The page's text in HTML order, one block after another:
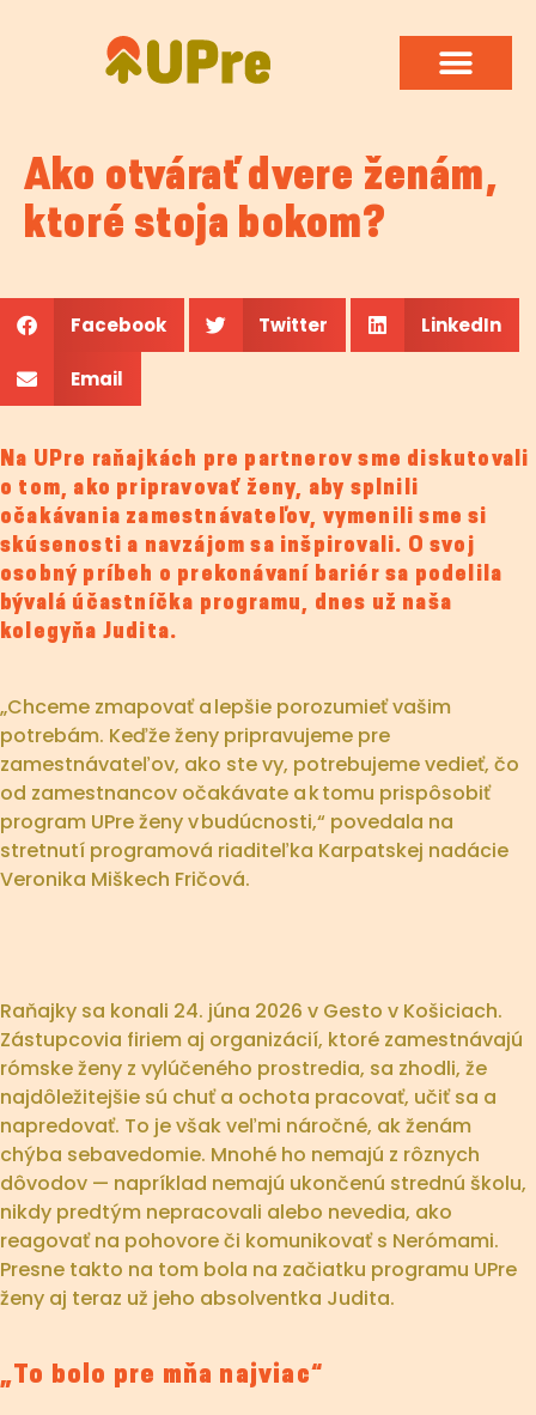
Ako otvárať dvere ženám,
ktoré stoja bokom?
Facebook Twitter LinkedIn
Email
Na UPre raňajkách pre partnerov sme diskutovali
o tom, ako pripravovať ženy, aby splnili
očakávania zamestnávateľov, vymenili sme si
skúsenosti a navzájom sa inšpirovali. O svoj
osobný príbeh o prekonávaní bariér sa podelila
bývalá účastníčka programu, dnes už naša
kolegyňa Judita.
„Chceme zmapovať a lepšie porozumieť vašim
potrebám. Keďže ženy pripravujeme pre
zamestnávateľov, ako ste vy, potrebujeme vedieť, čo
od zamestnancov očakávate a k tomu prispôsobiť
program UPre ženy v budúcnosti,“ povedala na
stretnutí programová riaditeľka Karpatskej nadácie
Veronika Miškech Fričová.
Raňajky sa konali 24. júna 2026 v Gesto v Košiciach.
Zástupcovia firiem aj organizácií, ktoré zamestnávajú
rómske ženy z vylúčeného prostredia, sa zhodli, že
najdôležitejšie sú chuť a ochota pracovať, učiť sa a
napredovať. To je však veľmi náročné, ak ženám
chýba sebavedomie. Mnohé ho nemajú z rôznych
dôvodov — napríklad nemajú ukončenú strednú školu,
nikdy predtým nepracovali alebo nevedia, ako
reagovať na pohovore či komunikovať s Nerómami.
Presne takto na tom bola na začiatku programu UPre
ženy aj teraz už jeho absolventka Judita.
„To bolo pre mňa najviac“